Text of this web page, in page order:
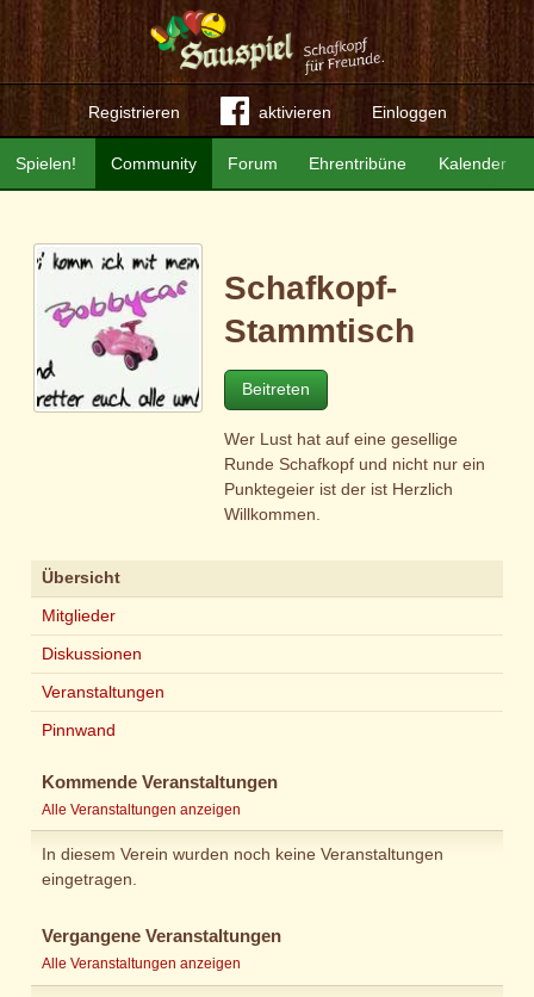
Registrieren aktivieren Einloggen
Community Forum Ehrentribüne Kalender
Spielen!
Schafkopf-
Stammtisch
Beitreten
Wer Lust hat auf eine gesellige
Runde Schafkopf und nicht nur ein
Punktegeier ist der ist Herzlich
Willkommen.
Übersicht
Mitglieder
Diskussionen
Veranstaltungen
Pinnwand
Kommende Veranstaltungen
Alle Veranstaltungen anzeigen
In diesem Verein wurden noch keine Veranstaltungen
eingetragen.
Vergangene Veranstaltungen
Alle Veranstaltungen anzeigen